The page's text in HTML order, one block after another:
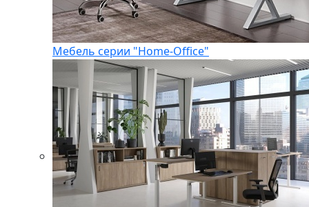
Мебель серии "Home-Office"